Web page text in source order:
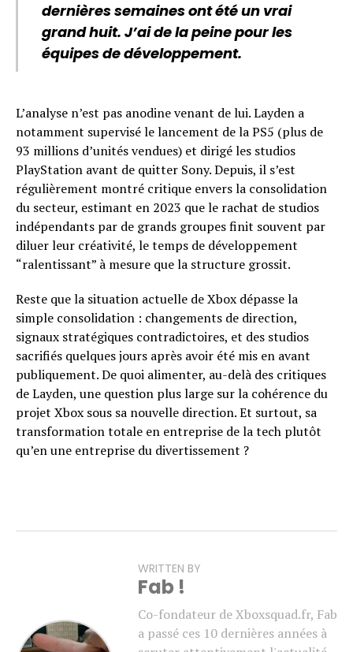
dernières semaines ont été un vrai
grand huit. J’ai de la peine pour les
équipes de développement.
L’analyse n’est pas anodine venant de lui. Layden a
notamment supervisé le lancement de la PS5 (plus de
93 millions d’unités vendues) et dirigé les studios
PlayStation avant de quitter Sony. Depuis, il s’est
régulièrement montré critique envers la consolidation
du secteur, estimant en 2023 que le rachat de studios
indépendants par de grands groupes finit souvent par
diluer leur créativité, le temps de développement
“ralentissant” à mesure que la structure grossit.
Reste que la situation actuelle de Xbox dépasse la
simple consolidation : changements de direction,
signaux stratégiques contradictoires, et des studios
sacrifiés quelques jours après avoir été mis en avant
publiquement. De quoi alimenter, au-delà des critiques
de Layden, une question plus large sur la cohérence du
projet Xbox sous sa nouvelle direction. Et surtout, sa
transformation totale en entreprise de la tech plutôt
qu’en une entreprise du divertissement ?
WRITTEN BY
Fab !
Co-fondateur de Xboxsquad.fr, Fab
a passé ces 10 dernières années à